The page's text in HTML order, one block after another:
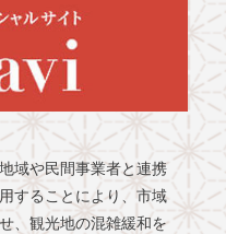
域や民間事業者と連携
することにより、市域
、観光地の混雑緩和を